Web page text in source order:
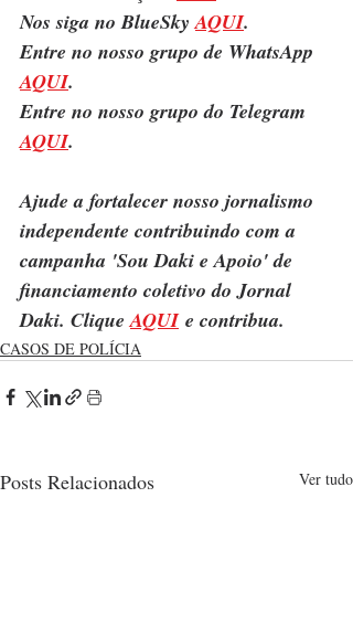
Nos siga no BlueSky AQUI.
Entre no nosso grupo de WhatsApp
AQUI.
Entre no nosso grupo do Telegram
AQUI.
Ajude a fortalecer nosso jornalismo
independente contribuindo com a
campanha 'Sou Daki e Apoio' de
financiamento coletivo do Jornal
Daki. Clique AQUI e contribua.
CASOS DE POLÍCIA
Posts Relacionados Ver tudo